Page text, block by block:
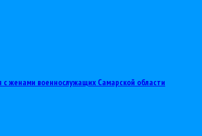
с женами военнослужащих Самарской области